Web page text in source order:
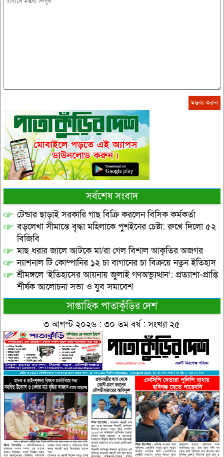
সর্বশেষ সংবাদ
টেন্ডার ছাড়াই সরকারি গাছ বিক্রি করলেন বিসিক কর্মকর্তা
বড়লেখা সীমান্তে বৃদ্ধা মহিলাকে পুশইনের চেষ্টা: রুখে দিলো ৫২
বিজিবি
মাছ ধরার জালে আটকে মা/রা গেল বিশাল আকৃতির অজগর
ন্যাশনাল টি কোম্পানির ১২ চা বাগানের চা বিক্রয়ে নতুন ইতিহাস
শ্রীমঙ্গলে ‘ইতিহাসের আয়নায় জুলাই গণঅভ্যুত্থান’: প্রত্যাশা-প্রাপ্তি
শীর্ষক আলোচনা সভা ও যুব সমাবেশ
সাপ্তাহিক পাতাকুঁড়ির দেশ
৩ আগস্ট ২০২৬ : ৩০ তম বর্ষ : সংখ্যা ২৫